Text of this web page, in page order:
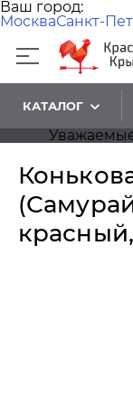
Ваш город:
МоскваСанкт-
КАТАЛОГ
Уважаемые